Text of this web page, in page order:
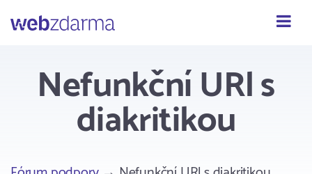
Webzdarma
Nefunkční URl s
diakritikou